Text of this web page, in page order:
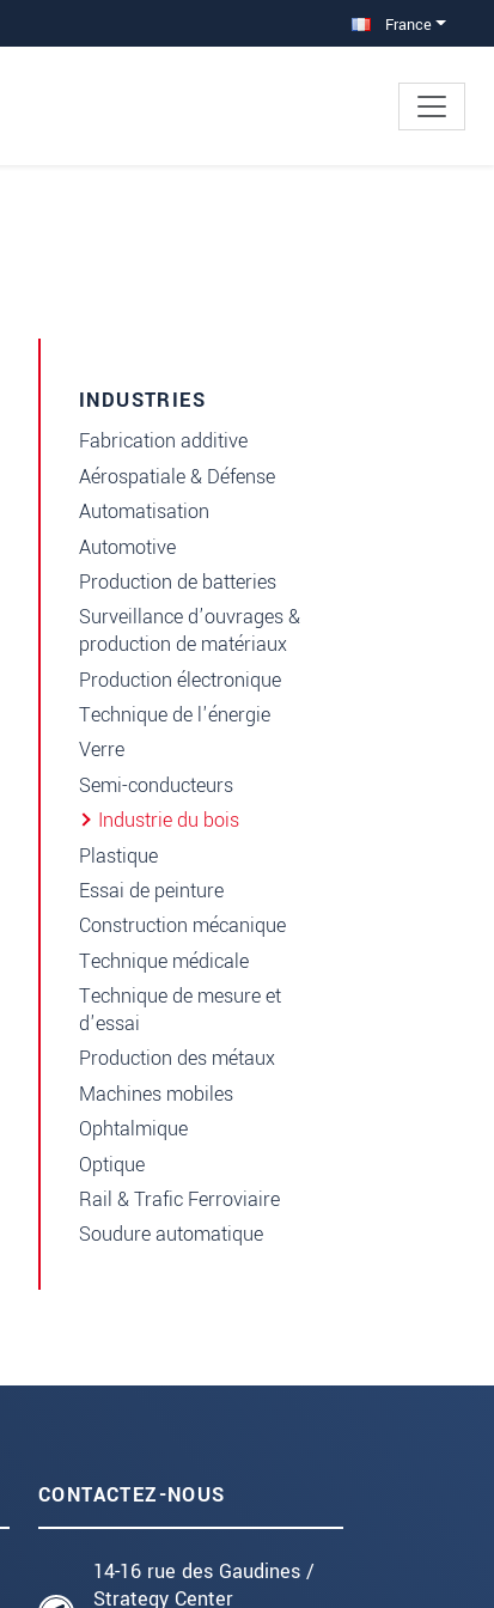
France
INDUSTRIES
Fabrication additive
Aérospatiale & Défense
Automatisation
Automotive
Production de batteries
Surveillance d’ouvrages &
production de matériaux
Production électronique
Technique de l'énergie
Verre
Semi-conducteurs
Industrie du bois
Plastique
Essai de peinture
Construction mécanique
Technique médicale
Technique de mesure et
d'essai
Production des métaux
Machines mobiles
Ophtalmique
Optique
Rail & Trafic Ferroviaire
Soudure automatique
CONTACTEZ-NOUS
14-16 rue des Gaudines /
Strategy Center